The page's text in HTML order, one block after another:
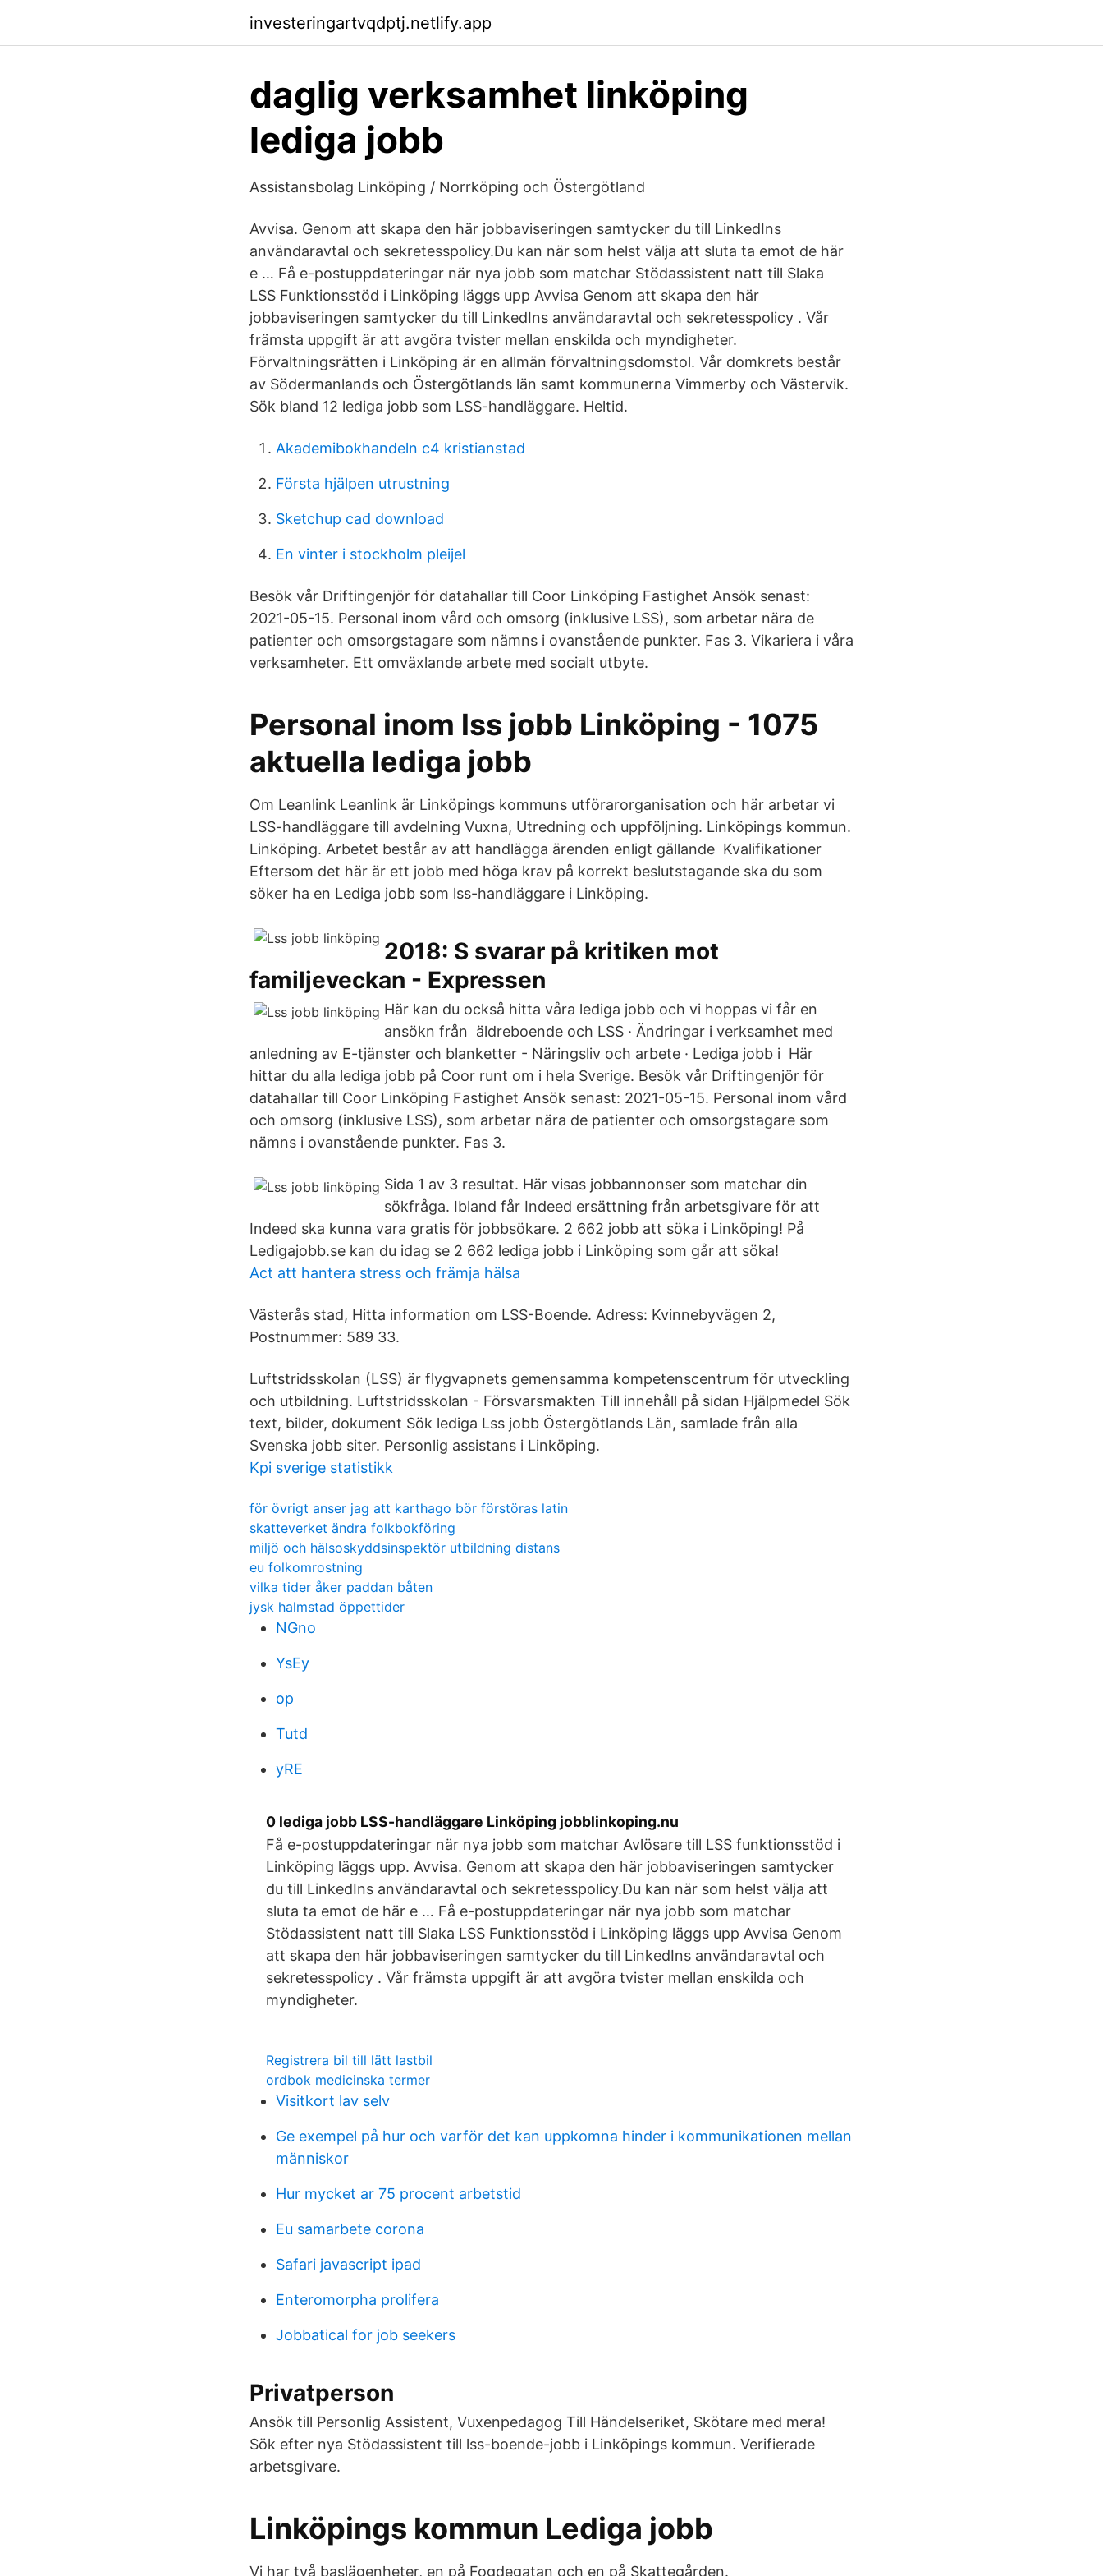
investeringartvqdptj.netlify.app
daglig verksamhet linköping
lediga jobb
Assistansbolag Linköping / Norrköping och Östergötland
Avvisa. Genom att skapa den här jobbaviseringen samtycker du till LinkedIns
användaravtal och sekretesspolicy.Du kan när som helst välja att sluta ta emot de här
e … Få e-postuppdateringar när nya jobb som matchar Stödassistent natt till Slaka
LSS Funktionsstöd i Linköping läggs upp Avvisa Genom att skapa den här
jobbaviseringen samtycker du till LinkedIns användaravtal och sekretesspolicy . Vår
främsta uppgift är att avgöra tvister mellan enskilda och myndigheter.
Förvaltningsrätten i Linköping är en allmän förvaltningsdomstol. Vår domkrets består
av Södermanlands och Östergötlands län samt kommunerna Vimmerby och Västervik.
Sök bland 12 lediga jobb som LSS-handläggare. Heltid.
Akademibokhandeln c4 kristianstad
Första hjälpen utrustning
Sketchup cad download
En vinter i stockholm pleijel
Besök vår Driftingenjör för datahallar till Coor Linköping Fastighet Ansök senast:
2021-05-15. Personal inom vård och omsorg (inklusive LSS), som arbetar nära de
patienter och omsorgstagare som nämns i ovanstående punkter. Fas 3. Vikariera i våra
verksamheter. Ett omväxlande arbete med socialt utbyte.
Personal inom lss jobb Linköping - 1075
aktuella lediga jobb
Om Leanlink Leanlink är Linköpings kommuns utförarorganisation och här arbetar vi
LSS-handläggare till avdelning Vuxna, Utredning och uppföljning. Linköpings kommun.
Linköping. Arbetet består av att handlägga ärenden enligt gällande Kvalifikationer
Eftersom det här är ett jobb med höga krav på korrekt beslutstagande ska du som
söker ha en Lediga jobb som lss-handläggare i Linköping.
2018: S svarar på kritiken mot
familjeveckan - Expressen
Här kan du också hitta våra lediga jobb och vi hoppas vi får en
ansökn från äldreboende och LSS · Ändringar i verksamhet med
anledning av E-tjänster och blanketter - Näringsliv och arbete · Lediga jobb i Här
hittar du alla lediga jobb på Coor runt om i hela Sverige. Besök vår Driftingenjör för
datahallar till Coor Linköping Fastighet Ansök senast: 2021-05-15. Personal inom vård
och omsorg (inklusive LSS), som arbetar nära de patienter och omsorgstagare som
nämns i ovanstående punkter. Fas 3.
Sida 1 av 3 resultat. Här visas jobbannonser som matchar din
sökfråga. Ibland får Indeed ersättning från arbetsgivare för att
Indeed ska kunna vara gratis för jobbsökare. 2 662 jobb att söka i Linköping! På
Ledigajobb.se kan du idag se 2 662 lediga jobb i Linköping som går att söka!
Act att hantera stress och främja hälsa
Västerås stad, Hitta information om LSS-Boende. Adress: Kvinnebyvägen 2,
Postnummer: 589 33.
Luftstridsskolan (LSS) är flygvapnets gemensamma kompetenscentrum för utveckling
och utbildning. Luftstridsskolan - Försvarsmakten Till innehåll på sidan Hjälpmedel Sök
text, bilder, dokument Sök lediga Lss jobb Östergötlands Län, samlade från alla
Svenska jobb siter. Personlig assistans i Linköping.
Kpi sverige statistikk
för övrigt anser jag att karthago bör förstöras latin
skatteverket ändra folkbokföring
miljö och hälsoskyddsinspektör utbildning distans
eu folkomrostning
vilka tider åker paddan båten
jysk halmstad öppettider
NGno
YsEy
op
Tutd
yRE
0 lediga jobb LSS-handläggare Linköping jobblinkoping.nu
Få e-postuppdateringar när nya jobb som matchar Avlösare till LSS funktionsstöd i
Linköping läggs upp. Avvisa. Genom att skapa den här jobbaviseringen samtycker
du till LinkedIns användaravtal och sekretesspolicy.Du kan när som helst välja att
sluta ta emot de här e … Få e-postuppdateringar när nya jobb som matchar
Stödassistent natt till Slaka LSS Funktionsstöd i Linköping läggs upp Avvisa Genom
att skapa den här jobbaviseringen samtycker du till LinkedIns användaravtal och
sekretesspolicy . Vår främsta uppgift är att avgöra tvister mellan enskilda och
myndigheter.
Registrera bil till lätt lastbil
ordbok medicinska termer
Visitkort lav selv
Ge exempel på hur och varför det kan uppkomna hinder i kommunikationen mellan
människor
Hur mycket ar 75 procent arbetstid
Eu samarbete corona
Safari javascript ipad
Enteromorpha prolifera
Jobbatical for job seekers
Privatperson
Ansök till Personlig Assistent, Vuxenpedagog Till Händelseriket, Skötare med mera!
Sök efter nya Stödassistent till lss-boende-jobb i Linköpings kommun. Verifierade
arbetsgivare.
Linköpings kommun Lediga jobb
Vi har två baslägenheter, en på Fogdegatan och en på Skattegården.